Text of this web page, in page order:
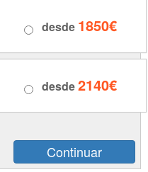
desde 1850€
desde2140€